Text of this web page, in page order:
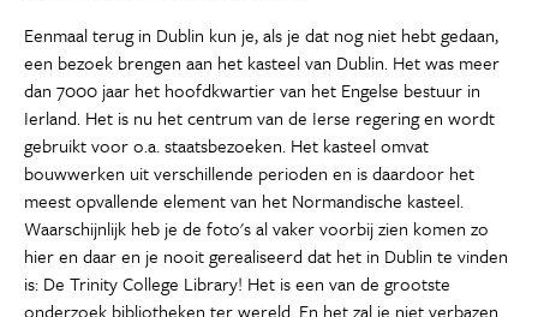
Eenmaal terug in Dublin kun je, als je dat nog niet hebt gedaan,
een bezoek brengen aan het kasteel van Dublin. Het was meer
dan 7000 jaar het hoofdkwartier van het Engelse bestuur in
Ierland. Het is nu het centrum van de Ierse regering en wordt
gebruikt voor o.a. staatsbezoeken. Het kasteel omvat
bouwwerken uit verschillende perioden en is daardoor het
meest opvallende element van het Normandische kasteel.
Waarschijnlijk heb je de foto's al vaker voorbij zien komen zo
hier en daar en je nooit gerealiseerd dat het in Dublin te vinden
is: De Trinity College Library! Het is een van de grootste
onderzoek bibliotheken ter wereld. En het zal je niet verbazen